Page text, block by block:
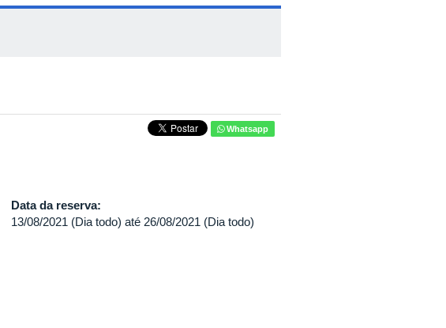
Whatsapp
Data da reserva:
13/08/2021 (Dia todo) até 26/08/2021 (Dia todo)